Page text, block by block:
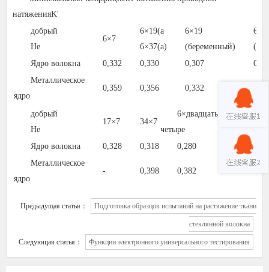
натяженияK′
добрый
Не
6×7
6×19(а
6×37(а)
6×19
(беременный)
6
(
Ядро волокна
0,332 0,330 0,307
Металлическое
ядро
0,359 0,356 0,332
добрый
Не
17×7 34×7
6×двадцать
четыре
6
Ядро волокна
0,328 0,318 0,280
0,375
Металлическое
ядро
- 0,398 0,382
Предыдущая статья： Подготовка образцов испытаний на растяжение ткани
стеклянной волокна
Следующая статья： Функции электронного универсального тестирования